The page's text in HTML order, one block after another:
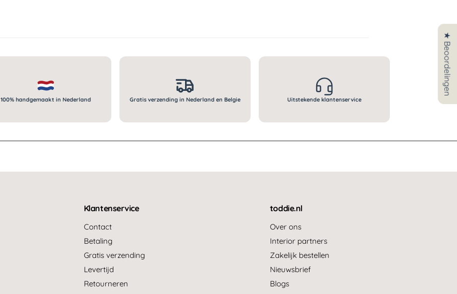
100% handgemaakt in Nederland Gratis verzending in Nederland en Belgie Uitstekende klantenservice
Klantenservice
Contact
Betaling
Gratis verzending
Levertijd
Retourneren
toddie.nl
Over ons
Interior partners
Zakelijk bestellen
Nieuwsbrief
Blogs
★ Beoordelingen